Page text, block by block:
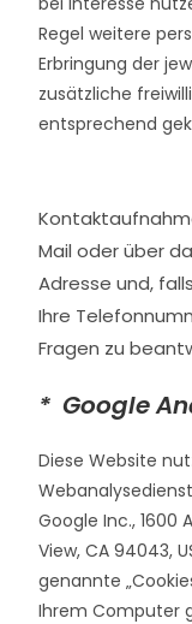
Regel weitere
Erbringung der
zusätzliche
Mail oder über
Adresse und,
Ihre
Fragen zu
* Google
Diese Website
Google Inc., 1600
View, CA 94043,
genannte
Ihrem Computer